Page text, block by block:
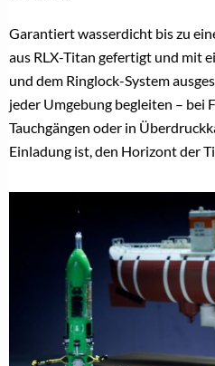
Garantiert wasserdicht bis zu
aus RLX-Titan gefertigt und mit
und dem Ringlock-System
jeder Umgebung begleiten – bei
Tauchgängen oder in
Einladung ist, den Horizont der